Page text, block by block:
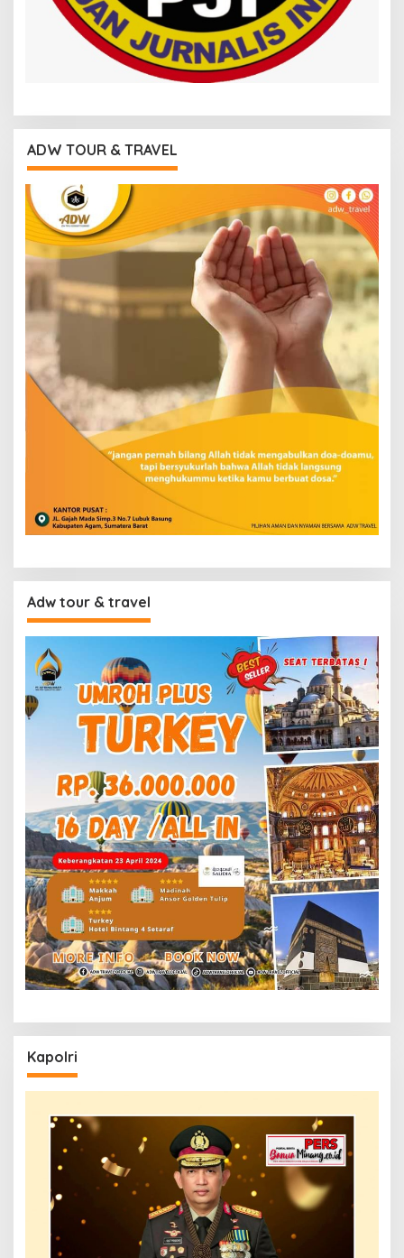
ADW TOUR & TRAVEL
Adw tour & travel
Kapolri